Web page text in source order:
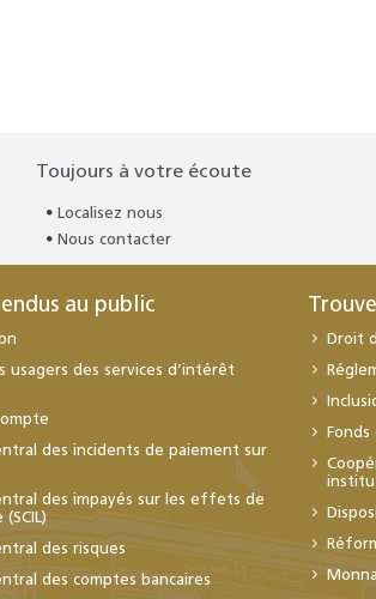
Toujours à votre écoute
Localisez nous
Nous contacter
au public
usagers des services d’intérêt
des incidents de paiement sur
des impayés sur les effets de
des risques
des comptes bancaires
Droit